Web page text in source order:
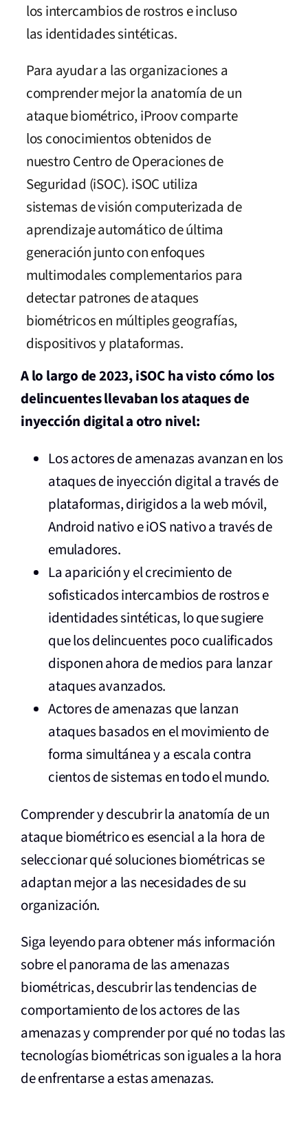
los intercambios de rostros e incluso
las identidades sintéticas.
Para ayudar a las organizaciones a
comprender mejor la anatomía de un
ataque biométrico, iProov comparte
los conocimientos obtenidos de
nuestro Centro de Operaciones de
Seguridad (iSOC). iSOC utiliza
sistemas de visión computerizada de
aprendizaje automático de última
generación junto con enfoques
multimodales complementarios para
detectar patrones de ataques
biométricos en múltiples geografías,
dispositivos y plataformas.
A lo largo de 2023, iSOC ha visto cómo los
delincuentes llevaban los ataques de
inyección digital a otro nivel:
Los actores de amenazas avanzan en los
ataques de inyección digital a través de
plataformas, dirigidos a la web móvil,
Android nativo e iOS nativo a través de
emuladores.
La aparición y el crecimiento de
sofisticados intercambios de rostros e
identidades sintéticas, lo que sugiere
que los delincuentes poco cualificados
disponen ahora de medios para lanzar
ataques avanzados.
Actores de amenazas que lanzan
ataques basados en el movimiento de
forma simultánea y a escala contra
cientos de sistemas en todo el mundo.
Comprender y descubrir la anatomía de un
ataque biométrico es esencial a la hora de
seleccionar qué soluciones biométricas se
adaptan mejor a las necesidades de su
organización.
Siga leyendo para obtener más información
sobre el panorama de las amenazas
biométricas, descubrir las tendencias de
comportamiento de los actores de las
amenazas y comprender por qué no todas las
tecnologías biométricas son iguales a la hora
de enfrentarse a estas amenazas.